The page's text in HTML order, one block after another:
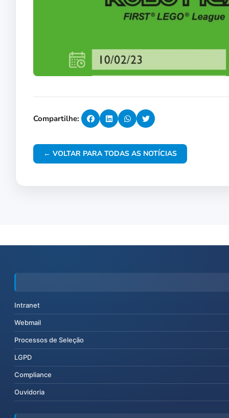
Compartilhe:
← VOLTAR PARA TODAS AS NOTÍCIAS
Intranet
Webmail
Processos de Seleção
LGPD
Compliance
Ouvidoria